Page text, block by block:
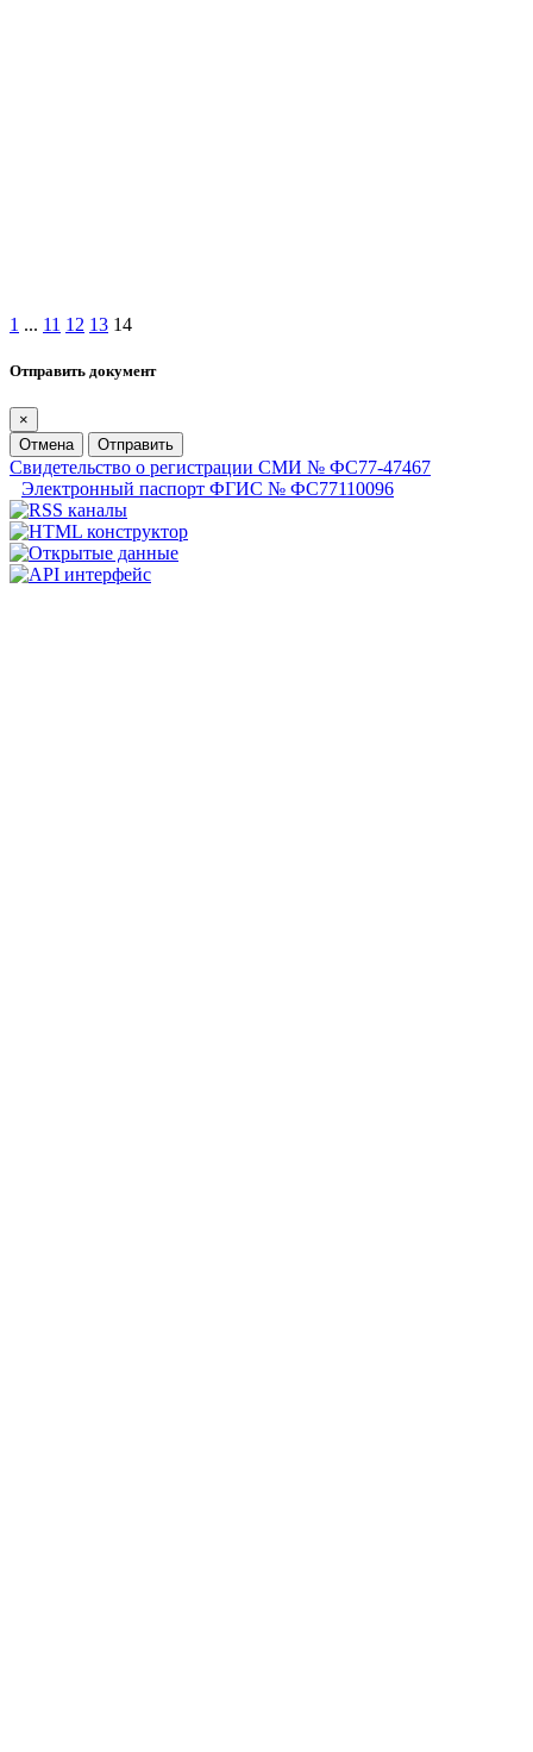
1 ... 11 12 13 14
Отправить документ
×
Отмена
Отправить
Свидетельство о регистрации СМИ № ФС77-47467
Электронный паспорт ФГИС № ФС77110096